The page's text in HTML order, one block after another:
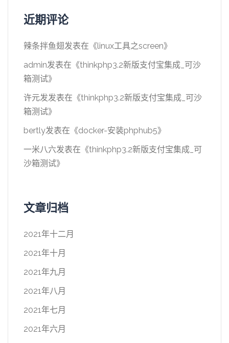
近期评论
辣条拌鱼翅发表在《linux工具之screen》
admin发表在《thinkphp3.2新版支付宝集成_可沙
箱测试》
许元发发表在《thinkphp3.2新版支付宝集成_可沙
箱测试》
bertly发表在《docker-安装phphub5》
一米八六发表在《thinkphp3.2新版支付宝集成_可
沙箱测试》
文章归档
2021年十二月
2021年十月
2021年九月
2021年八月
2021年七月
2021年六月